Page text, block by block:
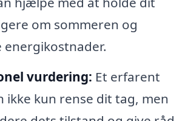
om sommeren og
energikostnader.
vurdering: Et erfarent
ikke kun rense dit tag, men